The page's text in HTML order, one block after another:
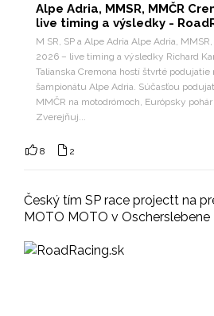
Alpe Adria, MMSR, MMČR
live timing a výsledky -
M SR, SP a Alpe Adria Alpe Adria,
2026 – live timing a výsledky Richard
Talianska Cremona hostí štvrté
šampionátu Alpe Adria. Súčasťou
MMČR na motodrómoch, Európsky pohár
Zverejňuj...
8 2
Český tím SP race projectt na
MOTO MOTO v Oscherslebene